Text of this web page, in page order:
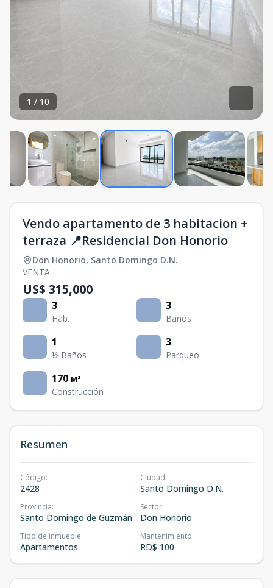
1 / 10
Vendo apartamento de 3 habitacion +
terraza 📍Residencial Don Honorio
Don Honorio, Santo Domingo D.N.
VENTA
US$ 315,000
3
Hab.
3
Baños
1
½ Baños
3
Parqueo
170 M²
Construcción
Resumen
Código:
2428
Ciudad:
Santo Domingo D.N.
Provincia:
Santo Domingo de Guzmán
Sector:
Don Honorio
Tipo de inmueble:
Apartamentos
Mantenimiento:
RD$ 100